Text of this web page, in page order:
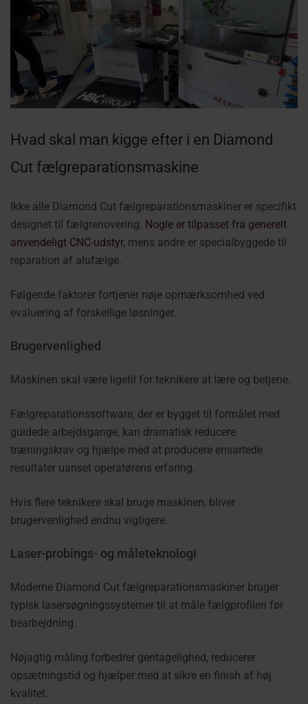
Hvad skal man kigge efter i en Diamond
Cut fælgreparationsmaskine
Ikke alle Diamond Cut fælgreparationsmaskiner er specifikt
designet til fælgrenovering. Nogle er tilpasset fra generelt
anvendeligt CNC-udstyr, mens andre er specialbyggede til
reparation af alufælge.
Følgende faktorer fortjener nøje opmærksomhed ved
evaluering af forskellige løsninger.
Brugervenlighed
Maskinen skal være ligetil for teknikere at lære og betjene.
Fælgreparationssoftware, der er bygget til formålet med
guidede arbejdsgange, kan dramatisk reducere
træningskrav og hjælpe med at producere ensartede
resultater uanset operatørens erfaring.
Hvis flere teknikere skal bruge maskinen, bliver
brugervenlighed endnu vigtigere.
Laser-probings- og måleteknologi
Moderne Diamond Cut fælgreparationsmaskiner bruger
typisk lasersøgningssystemer til at måle fælgprofilen før
bearbejdning.
Nøjagtig måling forbedrer gentagelighed, reducerer
opsætningstid og hjælper med at sikre en finish af høj
kvalitet.